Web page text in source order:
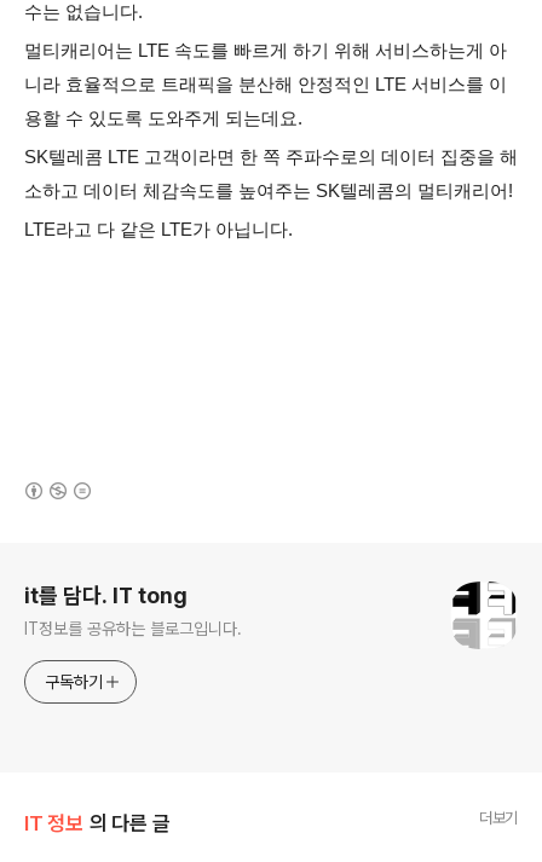
수는 없습니다.
멀티캐리어는 LTE 속도를 빠르게 하기 위해 서비스하는게 아
니라 효율적으로 트래픽을 분산해 안정적인 LTE 서비스를 이
용할 수 있도록 도와주게 되는데요.
SK텔레콤 LTE 고객이라면 한 쪽 주파수로의 데이터 집중을 해
소하고 데이터 체감속도를 높여주는 SK텔레콤의 멀티캐리어!
LTE라고 다 같은 LTE가 아닙니다.
it를 담다. IT tong
IT정보를 공유하는 블로그입니다.
구독하기
IT 정보 의 다른 글 더보기